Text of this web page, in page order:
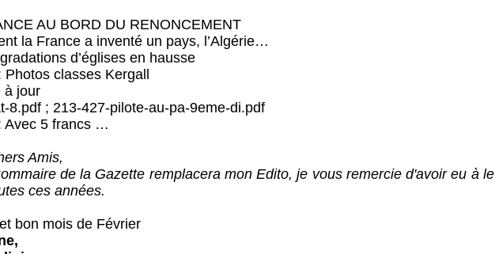
AU BORD DU RENONCEMENT
France a inventé un pays, l’Algérie…
d’églises en hausse
classes Kergall
jour
; 213-427-pilote-au-pa-9eme-di.pdf
5 francs …
Amis,
de la Gazette remplacera mon Edito, je vous remercie d'avoir eu à le
ces années.
mois de Février